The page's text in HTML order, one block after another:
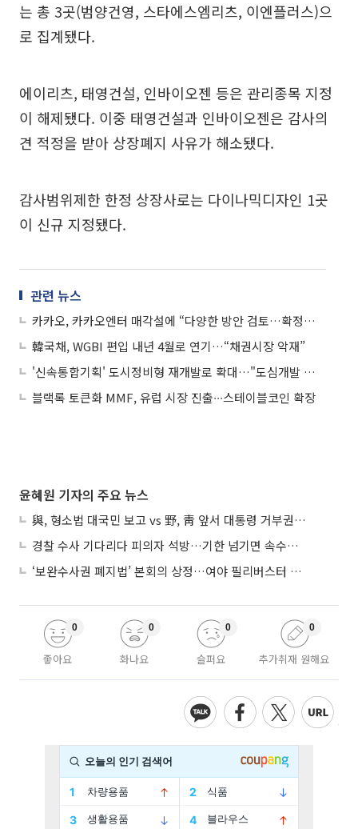
는 총 3곳(범양건영, 스타에스엠리츠, 이엔플러스)으
로 집계됐다.
에이리츠, 태영건설, 인바이오젠 등은 관리종목 지정
이 해제됐다. 이중 태영건설과 인바이오젠은 감사의
견 적정을 받아 상장폐지 사유가 해소됐다.
감사범위제한 한정 상장사로는 다이나믹디자인 1곳
이 신규 지정됐다.
관련 뉴스
카카오, 카카오엔터 매각설에 “다양한 방안 검토…확정된 바 없다”
韓국채, WGBI 편입 내년 4월로 연기…“채권시장 악재”
'신속통합기획' 도시정비형 재개발로 확대…"도심개발 활력"
블랙록 토큰화 MMF, 유럽 시장 진출∙∙∙스테이블코인 확장
윤혜원 기자의 주요 뉴스
與, 형소법 대국민 보고 vs 野, 靑 앞서 대통령 거부권 촉구
경찰 수사 기다리다 피의자 석방…기한 넘기면 속수무책
‘보완수사권 폐지법’ 본회의 상정…여야 필리버스터 대치
좋아요
0
화나요
0
슬퍼요
0
추가취재 원해요
0